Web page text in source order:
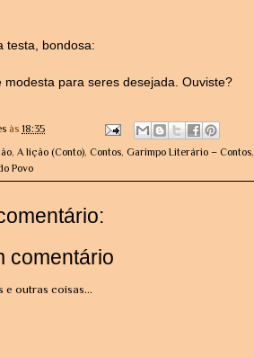
testa, bondosa:
para seres desejada. Ouviste?
às 18:35
, A lição (Conto), Contos, Garimpo Literário – Contos,
Povo
comentário
e outras coisas...